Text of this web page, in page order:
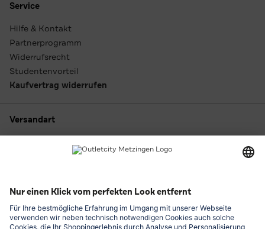
Service
Hilfe & Kontakt
Partnerprogramm
Widerrufsrecht
Studentenvorteil
Kaufvertrag widerrufen
Versandart